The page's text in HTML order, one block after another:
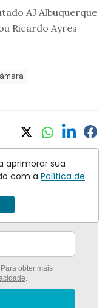
AJ Albuquerque
Ricardo Ayres
com
obter mais
.
aprimorar sua
com a Política de